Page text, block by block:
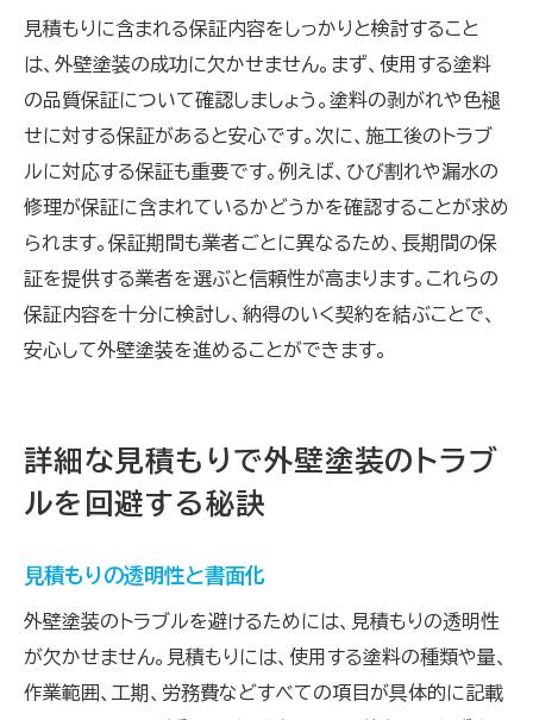
見積もりに含まれる保証内容をしっかりと検討すること
は、外壁塗装の成功に欠かせません。まず、使用する塗料
の品質保証について確認しましょう。塗料の剥がれや色褪
せに対する保証があると安心です。次に、施工後のトラブ
ルに対応する保証も重要です。例えば、ひび割れや漏水の
修理が保証に含まれているかどうかを確認することが求め
られます。保証期間も業者ごとに異なるため、長期間の保
証を提供する業者を選ぶと信頼性が高まります。これらの
保証内容を十分に検討し、納得のいく契約を結ぶことで、
安心して外壁塗装を進めることができます。
詳細な見積もりで外壁塗装のトラブ
ルを回避する秘訣
見積もりの透明性と書面化
外壁塗装のトラブルを避けるためには、見積もりの透明性
が欠かせません。見積もりには、使用する塗料の種類や量、
作業範囲、工期、労務費などすべての項目が具体的に記載